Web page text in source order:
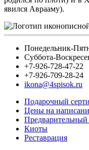
явился Аврааму).
Понедельник-
Суббота-
+7-926-728-47-22
+7-926-709-28-24
ikona@4spisok.ru
Подарочный
Цены на
Предварительный
Киоты
Реставрация